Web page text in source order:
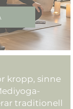
kropp, sinne
traditionell